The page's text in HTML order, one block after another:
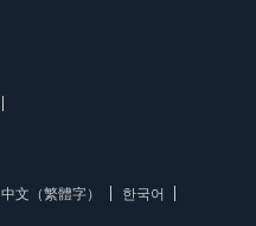
中文（繁體字）
한국어